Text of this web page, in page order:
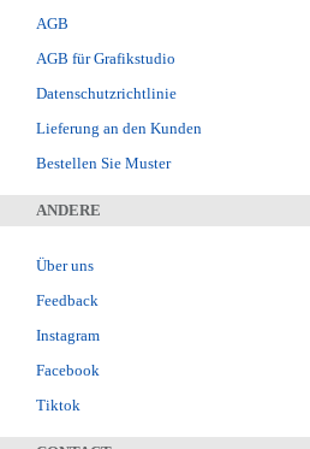
AGB
AGB für Grafikstudio
Datenschutzrichtlinie
Lieferung an den Kunden
Bestellen Sie Muster
ANDERE
Über uns
Feedback
Instagram
Facebook
Tiktok